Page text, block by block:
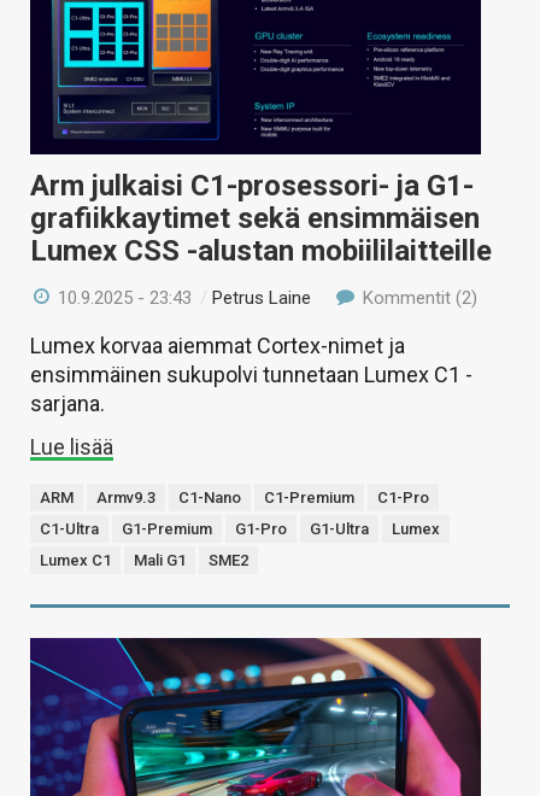
Arm julkaisi C1-prosessori- ja G1-
grafiikkaytimet sekä ensimmäisen
Lumex CSS -alustan mobiililaitteille
10.9.2025 - 23:43 /Petrus Laine Kommentit (2)
Lumex korvaa aiemmat Cortex-nimet ja
ensimmäinen sukupolvi tunnetaan Lumex C1 -
sarjana.
Lue lisää
ARM Armv9.3 C1-Nano C1-Premium
C1-Pro
C1-Ultra
G1-Premium G1-Pro G1-Ultra
Lumex
Lumex C1
Mali G1 SME2